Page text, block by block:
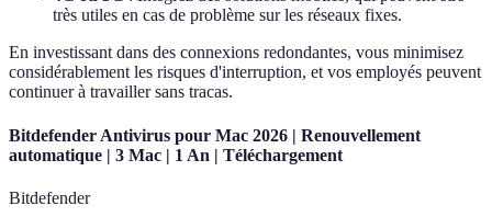
très utiles en cas de problème sur les réseaux fixes.
En investissant dans des connexions redondantes, vous minimisez
considérablement les risques d'interruption, et vos employés peuvent
continuer à travailler sans tracas.
Bitdefender Antivirus pour Mac 2026 | Renouvellement
automatique | 3 Mac | 1 An | Téléchargement
Bitdefender